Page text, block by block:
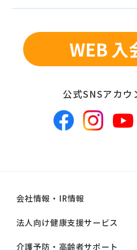
での統計的なデータの
■個人情報の管理
当社は、お客様からお預か
ざん、紛失等がないよう適
めます。当社において安全
講じている措置の内容につ
■個人情報の開示
当社は、お客様からお預か
WEB 入
公式SNSアカウ
会社情報・IR情報
法人向け健康支援サービス
介護予防・高齢者サポート